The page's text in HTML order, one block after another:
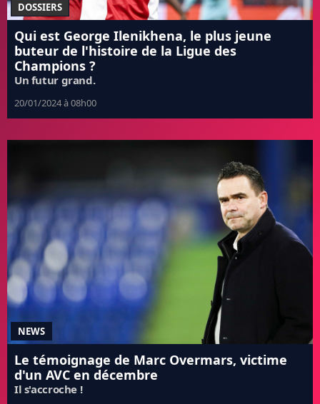
DOSSIERS
Qui est George Ilenikhena, le plus jeune
buteur de l'histoire de la Ligue des
Champions ?
Un futur grand.
20/01/2024 à 08h00
NEWS
Le témoignage de Marc Overmars, victime
d'un AVC en décembre
Il s'accroche !